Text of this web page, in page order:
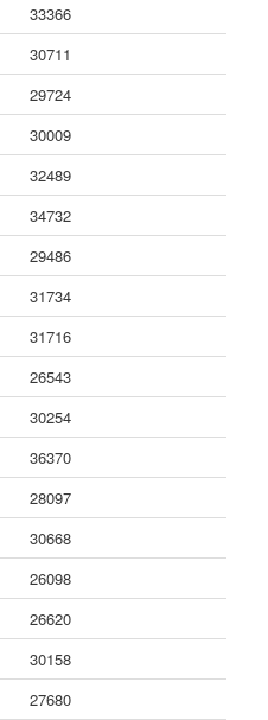
33366
30711
29724
30009
32489
34732
29486
31734
31716
26543
30254
36370
28097
30668
26098
26620
30158
27680